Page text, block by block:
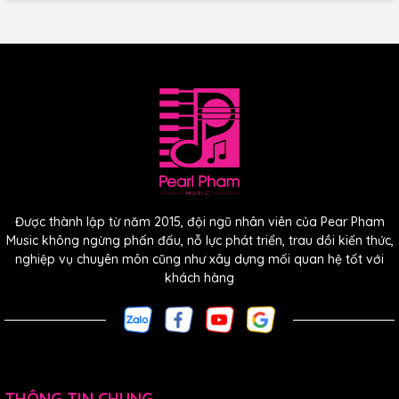
Nâng Cấp Cấu Trúc
Âm Thanh.
T10s áp dụng kiểu giằng âm thanh lồng tiếng cổ điển và
được cắt bằng tay bởi những người thợ làm đàn có kinh
Tôn Vinh Nghề Thủ
Công Cổ Điển.
Được thành lập từ năm 2015, đội ngũ nhân viên của Pear Pham
Music không ngừng phấn đấu, nỗ lực phát triển, trau dồi kiến thức,
nghiệp vụ chuyên môn cũng như xây dựng mối quan hệ tốt với
khách hàng